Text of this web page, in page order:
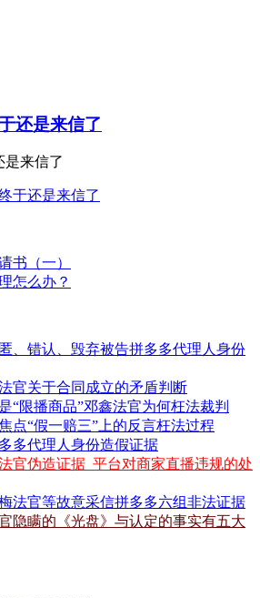
还是来信了
是来信了
于还是来信了
书（一）
怎么办？
、错认、毁弃被告拼多多代理人身份
官关于合同成立的矛盾判断
“限播商品”邓鑫法官为何枉法裁判
点“假一赔三”上的反言枉法过程
多代理人身份造假证据
官伪造证据_平台对商家直播违规的处
法官等故意采信拼多多六组非法证据
隐瞒的《光盘》与认定的事实有五大